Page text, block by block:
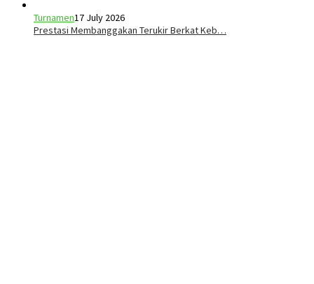
Turnamen17 July 2026
Prestasi Membanggakan Terukir Berkat Keb…